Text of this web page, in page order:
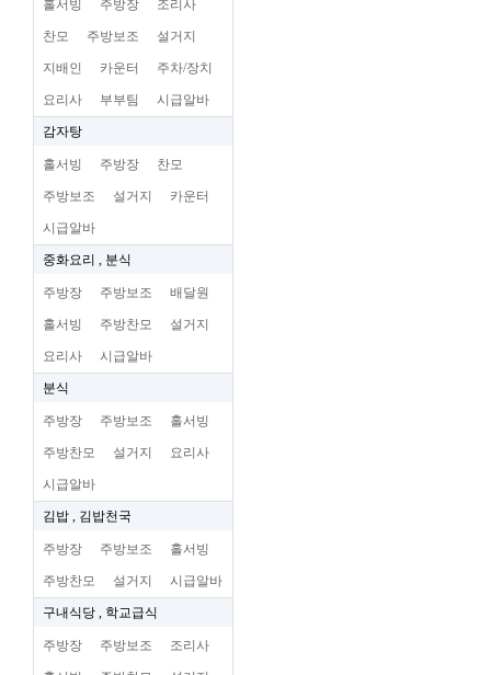
홀서빙 주방장 조리사
찬모 주방보조 설거지
지배인 카운터 주차/장치
요리사 부부팀 시급알바
감자탕
홀서빙 주방장 찬모
주방보조 설거지 카운터
시급알바
중화요리 , 분식
주방장 주방보조 배달원
홀서빙 주방찬모 설거지
요리사 시급알바
분식
주방장 주방보조 홀서빙
주방찬모 설거지 요리사
시급알바
김밥 , 김밥천국
주방장 주방보조 홀서빙
주방찬모 설거지 시급알바
구내식당 , 학교급식
주방장 주방보조 조리사